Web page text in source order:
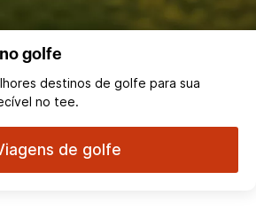
golfe
destinos de golfe para sua
no tee.
de golfe